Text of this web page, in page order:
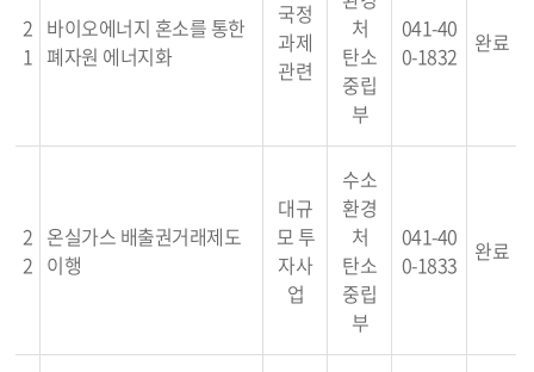
2
1
바이오에너지 혼소를 통한
폐자원 에너지화
국정
과제
관련
처
탄소
중립
부
041-40
0-1832
완료
2
2
온실가스 배출권거래제도
이행
대규
모 투
자사
업
수소
환경
처
탄소
중립
부
041-40
0-1833
완료